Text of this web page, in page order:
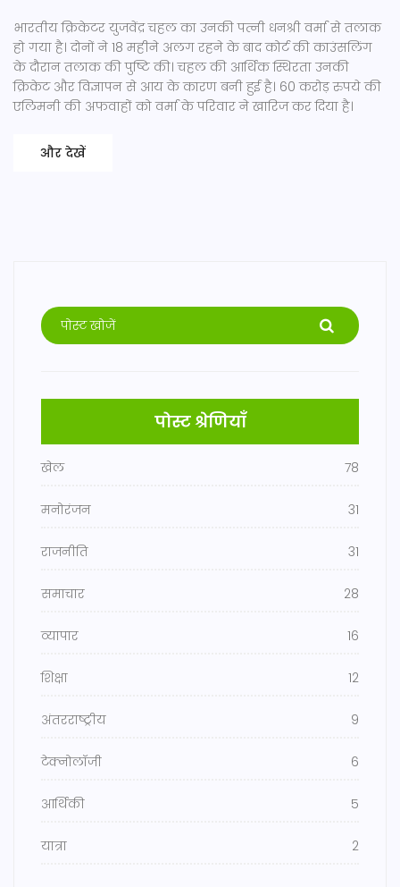
भारतीय क्रिकेटर युजवेंद्र चहल का उनकी पत्नी धनश्री वर्मा से तलाक
हो गया है। दोनों ने 18 महीने अलग रहने के बाद कोर्ट की काउंसलिंग
के दौरान तलाक की पुष्टि की। चहल की आर्थिक स्थिरता उनकी
क्रिकेट और विज्ञापन से आय के कारण बनी हुई है। 60 करोड़ रुपये की
एलिमनी की अफवाहों को वर्मा के परिवार ने खारिज कर दिया है।
और देखें
पोस्ट श्रेणियाँ
खेल 78
मनोरंजन 31
राजनीति 31
समाचार 28
व्यापार 16
शिक्षा 12
अंतरराष्ट्रीय 9
टेक्नोलॉजी 6
आर्थिकी 5
यात्रा 2